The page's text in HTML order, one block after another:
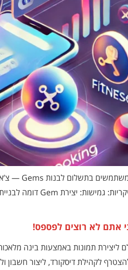
אתם לא רוצים לפספס!
ליצירת תמונות באמצעות בינה
לקהילת דיסקורד, ליצור